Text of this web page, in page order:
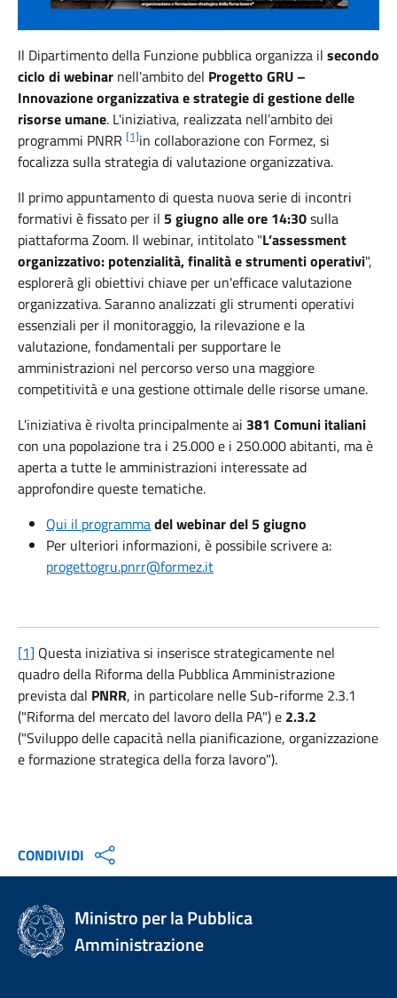
Il Dipartimento della Funzione pubblica organizza il secondo
ciclo di webinar nell'ambito del Progetto GRU –
Innovazione organizzativa e strategie di gestione delle
risorse umane. L'iniziativa, realizzata nell’ambito dei
programmi PNRR [1]in collaborazione con Formez, si
focalizza sulla strategia di valutazioneorganizzativa.
Il primo appuntamento di questa nuova serie di incontri
formativi è fissato per il 5 giugno alle ore 14:30sulla
piattaforma Zoom. Il webinar, intitolato "L’assessment
organizzativo: potenzialità, finalità e strumenti operativi",
esplorerà gli obiettivi chiave per un'efficace valutazione
organizzativa. Saranno analizzati gli strumenti operativi
essenziali per il monitoraggio, la rilevazione e la
valutazione, fondamentali per supportare le
amministrazioni nel percorso verso una maggiore
competitività e una gestione ottimale delle risorse umane.
L'iniziativa è rivolta principalmente ai 381 Comuni italiani
con una popolazione tra i 25.000 e i 250.000 abitanti, ma è
aperta a tutte le amministrazioni interessate ad
approfondire queste tematiche.
Qui il programmadel webinar del 5 giugno
Per ulteriori informazioni, è possibile scrivere a:
progettogru.pnrr@formez.it
[1] Questa iniziativa si inserisce strategicamente nel
quadro della Riforma della Pubblica Amministrazione
prevista dal PNRR, in particolare nelle Sub-riforme 2.3.1
("Riforma del mercato del lavoro della PA") e 2.3.2
("Sviluppo delle capacità nella pianificazione, organizzazione
e formazione strategica della forza lavoro").
CONDIVIDI
Ministro per la Pubblica
Amministrazione